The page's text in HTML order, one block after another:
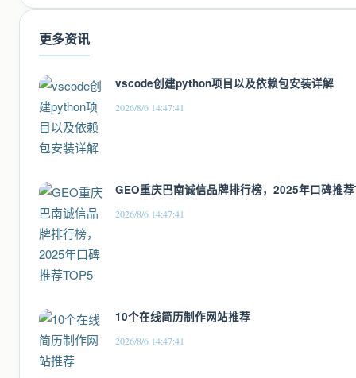
更多资讯
vscode创建python项目以及依赖包安装详解
2026/8/6 14:47:41
GEO重庆巴南诚信品牌排行榜，2025年口碑推
2026/8/6 14:47:41
10个在线简历制作网站推荐
2026/8/6 14:47:41